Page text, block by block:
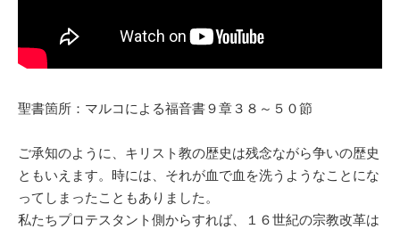
聖書箇所：マルコによる福音書９章３８～５０節
ご承知のように、キリスト教の歴史は残念ながら争いの歴史
ともいえます。時には、それが血で血を洗うようなことにな
ってしまったこともありました。
私たちプロテスタント側からすれば、１６世紀の宗教改革は